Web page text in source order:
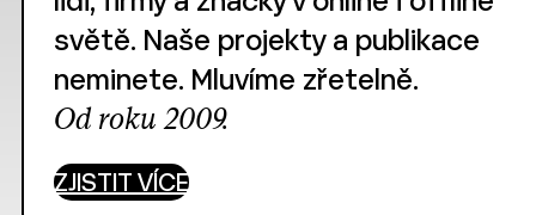
světě. Naše projekty a publikace
neminete. Mluvíme zřetelně.
Od roku 2009.
ZJISTIT VÍCE